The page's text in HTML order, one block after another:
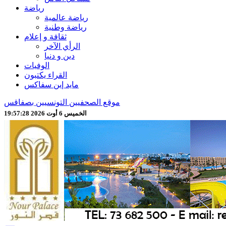
رياضة
رياضة عالمية
رياضة وطنية
ثقافة و إعلام
الرأي الآخر
دين و دنيا
الوفيات
القراء يكتبون
مايد إين سفاكس
موقع الصحفيين التونسيين بصفاقس
الخميس 6 أوت 2026 19:57:30